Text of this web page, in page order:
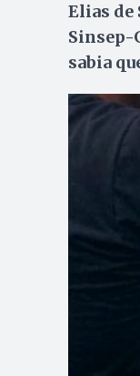
Elias de
Sinsep-
sabia